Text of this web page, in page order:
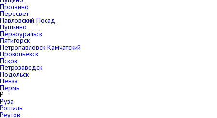
Протвино
Пересвет
Павловский Посад
Пушкино
Первоуральск
Пятигорск
Петропавловск-Камчатский
Прокопьевск
Псков
Петрозаводск
Подольск
Пенза
Пермь
Р
Руза
Рошаль
Реутов